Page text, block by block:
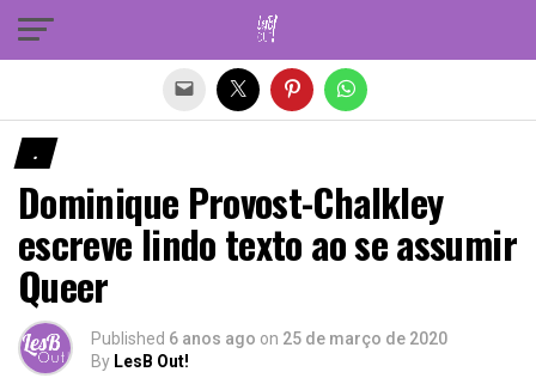
.
Dominique Provost-Chalkley
escreve lindo texto ao se assumir
Queer
Published 6 anos ago on 25 de março de 2020
By LesB Out!
Sair da versão mobile